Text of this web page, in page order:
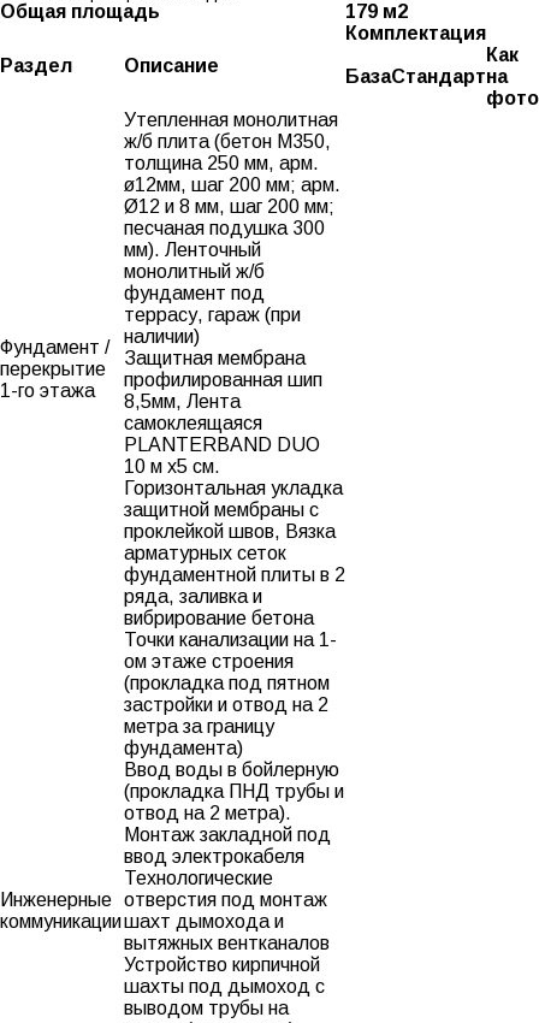
Общая площадь 179 м2
Раздел Описание
Комплектация
БазаСтандарт
Как
на
фото
Фундамент /
перекрытие
1-го этажа
Утепленная монолитная
ж/б плита (бетон М350,
толщина 250 мм, арм.
ø12мм, шаг 200 мм; арм.
Ø12 и 8 мм, шаг 200 мм;
песчаная подушка 300
мм). Ленточный
монолитный ж/б
фундамент под
террасу, гараж (при
наличии)
Защитная мембрана
профилированная шип
8,5мм, Лента
самоклеящаяся
PLANTERBAND DUO
10 м х5 см.
Горизонтальная укладка
защитной мембраны с
проклейкой швов, Вязка
арматурных сеток
фундаментной плиты в 2
ряда, заливка и
вибрирование бетона
Инженерные
коммуникации
Точки канализации на 1-
ом этаже строения
(прокладка под пятном
застройки и отвод на 2
метра за границу
фундамента)
Ввод воды в бойлерную
(прокладка ПНД трубы и
отвод на 2 метра).
Монтаж закладной под
ввод электрокабеля
Технологические
отверстия под монтаж
шахт дымохода и
вытяжных вентканалов
Устройство кирпичной
шахты под дымоход с
выводом трубы на